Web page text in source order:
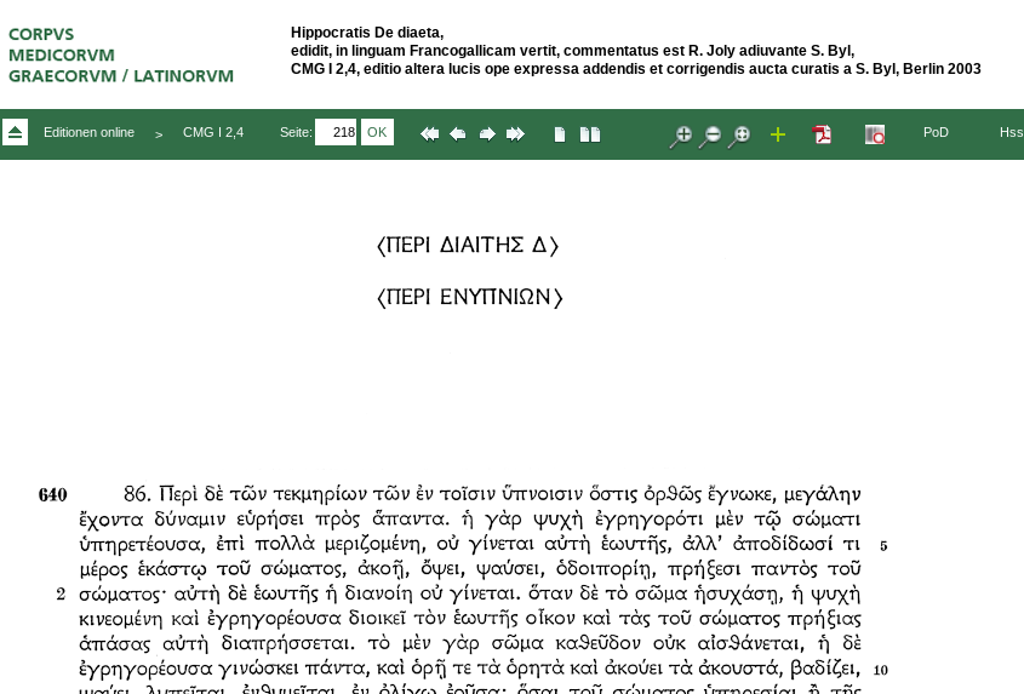
Hippocratis De diaeta,
edidit, in linguam Francogallicam vertit, commentatus est R. Joly adiuvante S. Byl,
CMG I 2,4, editio altera lucis ope expressa addendis et corrigendis aucta curatis a S. Byl, Berlin 2003
Editionen online > CMG I 2,4 Seite: OK PoD Hss.